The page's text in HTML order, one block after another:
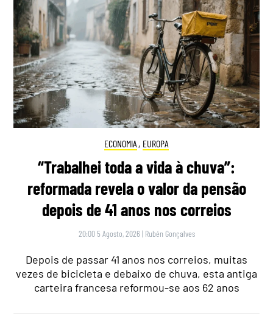
ECONOMIA , EUROPA
“Trabalhei toda a vida à chuva”:
reformada revela o valor da pensão
depois de 41 anos nos correios
20:00 5 Agosto, 2026 | Rubén Gonçalves
Depois de passar 41 anos nos correios, muitas
vezes de bicicleta e debaixo de chuva, esta antiga
carteira francesa reformou-se aos 62 anos